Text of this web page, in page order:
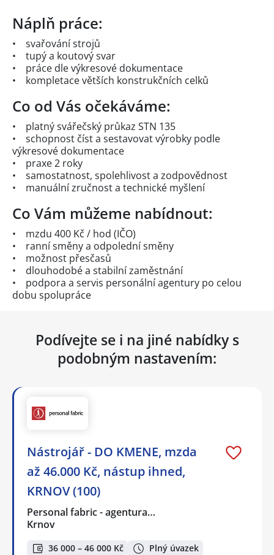
Náplň práce:
• svařování strojů
• tupý a koutový svar
• práce dle výkresové dokumentace
• kompletace větších konstrukčních celků
Co od Vás očekáváme:
• platný svářečský průkaz STN 135
• schopnost číst a sestavovat výrobky podle
výkresové dokumentace
• praxe 2 roky
• samostatnost, spolehlivost a zodpovědnost
• manuální zručnost a technické myšlení
Co Vám můžeme nabídnout:
• mzdu 400 Kč / hod (IČO)
• ranní směny a odpolední směny
• možnost přesčasů
• dlouhodobé a stabilní zaměstnání
• podpora a servis personální agentury po celou
dobu spolupráce
Podívejte se i na jiné nabídky s
podobným nastavením:
Nástrojář - DO KMENE, mzda
až 46.000 Kč, nástup ihned,
KRNOV (100)
Personal fabric - agentura…
Krnov
36 000 – 46 000 Kč Plný úvazek